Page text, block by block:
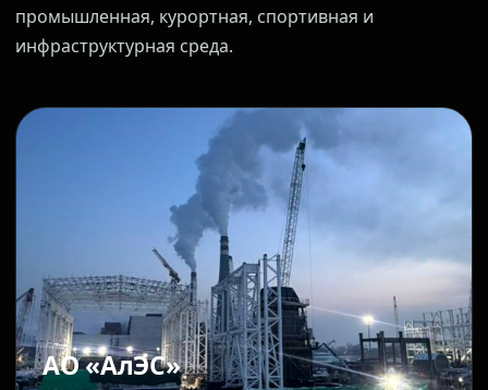
промышленная, курортная, спортивная и
инфраструктурная среда.
АО «АлЭС»